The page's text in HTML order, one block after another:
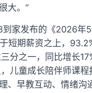
大。”
家发布的《2026年
短期薪资之上，
分之一，同比增长
儿童成长陪伴师课
、早教互动、情绪